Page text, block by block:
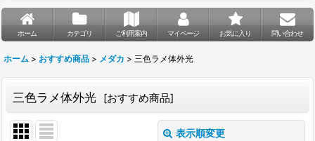
ホーム カテゴリ ご利用案内 マイページ お気に入り 問い合わせ
ホーム > おすすめ商品 > メダカ > 三色ラメ体外光
三色ラメ体外光 [おすすめ商品]
表示順変更